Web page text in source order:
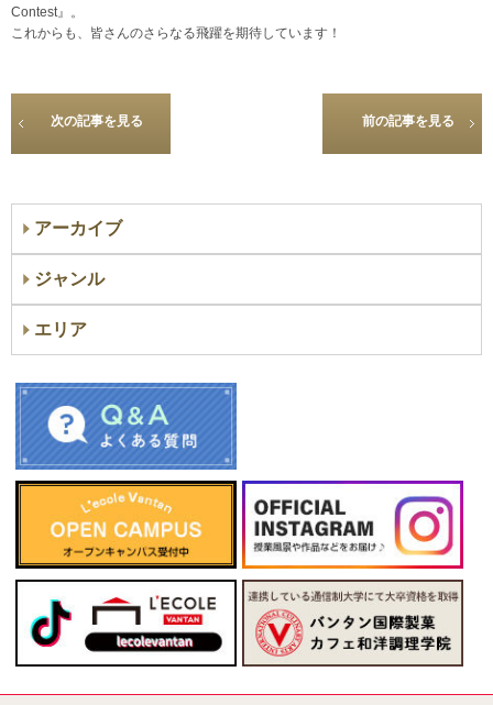
Contest』。
これからも、皆さんのさらなる飛躍を期待しています！
次の記事を見る 前の記事を見る
アーカイブ
ジャンル
エリア